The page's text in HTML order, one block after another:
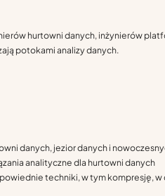
hurtowni danych, inżynierów
potokami analizy danych.
danych, jezior danych i
analityczne dla hurtowni danych
techniki, w tym kompresję,